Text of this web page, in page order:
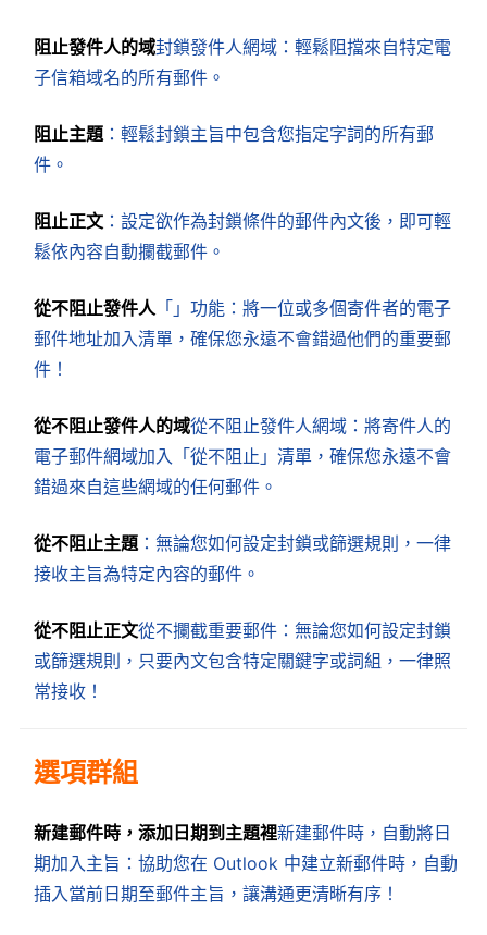
阻止發件人的域封鎖發件人網域：輕鬆阻擋來自特定電
子信箱域名的所有郵件。
阻止主題：輕鬆封鎖主旨中包含您指定字詞的所有郵
件。
阻止正文 ：設定欲作為封鎖條件的郵件內文後，即可輕
鬆依內容自動攔截郵件。
從不阻止發件人「」功能：將一位或多個寄件者的電子
郵件地址加入清單，確保您永遠不會錯過他們的重要郵
件！
從不阻止發件人的域從不阻止發件人網域：將寄件人的
電子郵件網域加入「從不阻止」清單，確保您永遠不會
錯過來自這些網域的任何郵件。
從不阻止主題：無論您如何設定封鎖或篩選規則，一律
接收主旨為特定內容的郵件。
從不阻止正文從不攔截重要郵件：無論您如何設定封鎖
或篩選規則，只要內文包含特定關鍵字或詞組，一律照
常接收！
選項群組
新建郵件時，添加日期到主題裡新建郵件時，自動將日
期加入主旨：協助您在 Outlook 中建立新郵件時，自動
插入當前日期至郵件主旨，讓溝通更清晰有序！